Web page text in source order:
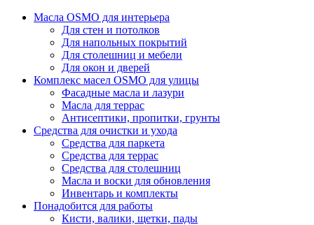
Масла OSMO для интерьера
Для стен и потолков
Для напольных покрытий
Для столешниц и мебели
Для окон и дверей
Комплекс масел OSMO для улицы
Фасадные масла и лазури
Масла для террас
Антисептики, пропитки, грунты
Средства для очистки и ухода
Средства для паркета
Средства для террас
Средства для столешниц
Масла и воски для обновления
Инвентарь и комплекты
Понадобится для работы
Кисти, валики, щетки, пады